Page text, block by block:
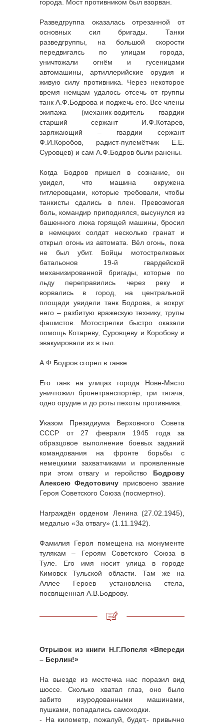
города. Мост противником был взорван.
Разведгруппа оказалась отрезанной от
основных сил бригады. Танки
разведгруппы, на большой скорости
передвигаясь по улицам города,
уничтожали огнём и гусеницами
автомашины, артиллерийские орудия и
живую силу противника. Через некоторое
время немцам удалось отсечь от группы
танк А.Ф.Бодрова и поджечь его. Все члены
экипажа (механик-водитель гвардии
старший сержант И.Ф.Котарев,
заряжающий – гвардии сержант
Ф.И.Коробов, радист-пулемётчик Е.Е.
Суровцев) и сам А.Ф.Бодров были ранены.
Когда Бодров пришел в сознание, он
увидел, что машина окружена
гитлеровцами, которые требовали, чтобы
танкисты сдались в плен. Превозмогая
боль, командир приподнялся, высунулся из
башенного люка горящей машины, бросил
в немецких солдат несколько гранат и
открыл огонь из автомата. Вёл огонь, пока
не был убит. Бойцы мотострелковых
батальонов 19-й гвардейской
механизированной бригады, которые по
льду переправились через реку и
ворвались в город, на центральной
площади увидели танк Бодрова, а вокруг
него – разбитую вражескую технику, трупы
фашистов. Мотострелки быстро оказали
помощь Котареву, Суровцеву и Коробову и
эвакуировали их в тыл.
А.Ф.Бодров сгорел в танке.
Его танк на улицах города Нове-Място
уничтожил бронетранспортёр, три тягача,
одно орудие и до роты пехоты противника.
Указом Президиума Верховного Совета
СССР от 27 февраля 1945 года за
образцовое выполнение боевых заданий
командования на фронте борьбы с
немецкими захватчиками и проявленные
при этом отвагу и геройство Бодрову
Алексею Федотовичу присвоено звание
Героя Советского Союза (посмертно).
Награждён орденом Ленина (27.02.1945),
медалью «За отвагу» (1.11.1942).
Фамилия Героя помещена на монументе
тулякам – Героям Советского Союза в
Туле. Его имя носит улица в городе
Кимовск Тульской области. Там же на
Аллее Героев установлена стела,
посвященная А.В.Бодрову.
Отрывок из книги Н.Г.Попеля «Впереди
– Берлин!»
На выезде из местечка нас поразил вид
шоссе. Сколько хватал глаз, оно было
забито изуродованными машинами,
пушками, попадались самоходки.
- На километр, пожалуй, будет,- привычно